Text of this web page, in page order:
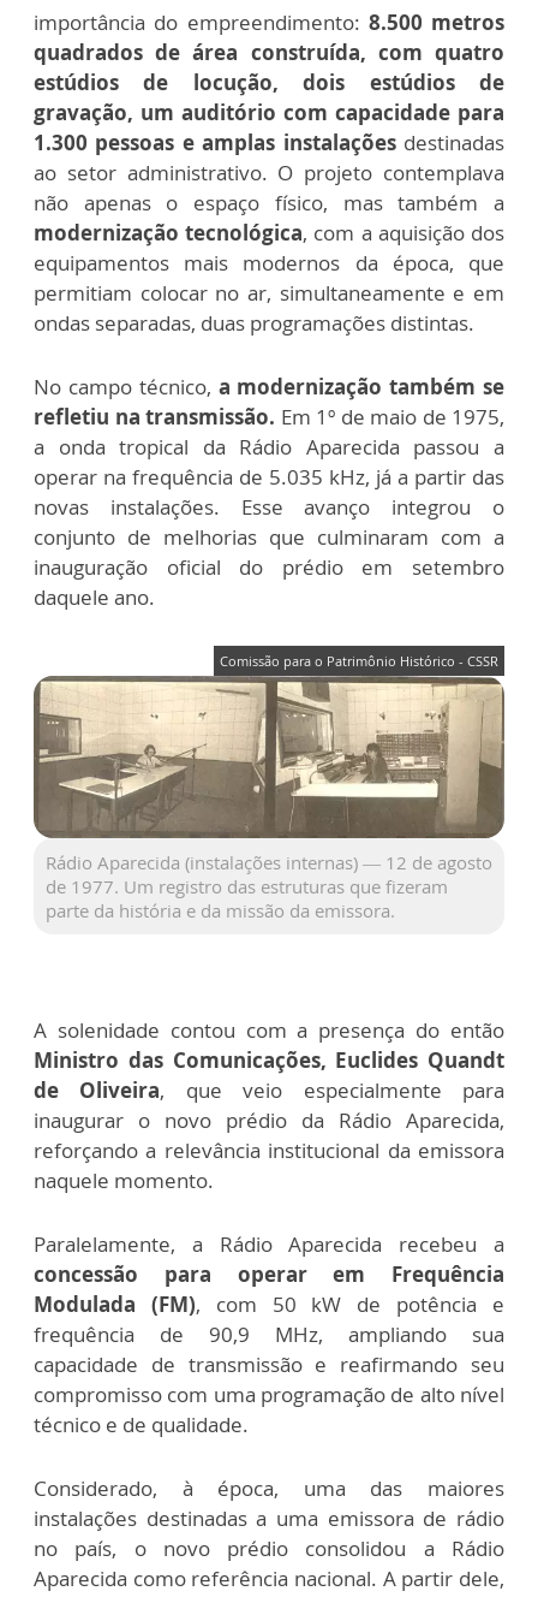
importância do empreendimento: 8.500 metros
quadrados de área construída, com quatro
estúdios de locução, dois estúdios de
gravação, um auditório com capacidade para
1.300 pessoas e amplas instalaçõesdestinadas
ao setor administrativo. O projeto contemplava
não apenas o espaço físico, mas também a
modernização tecnológica, com a aquisição dos
equipamentos mais modernos da época, que
permitiam colocar no ar, simultaneamente e em
ondas separadas, duas programações distintas.
No campo técnico, a modernização também se
refletiu na transmissão. Em 1º de maio de 1975,
a onda tropical da Rádio Aparecida passou a
operar na frequência de 5.035 kHz, já a partir das
novas instalações. Esse avanço integrou o
conjunto de melhorias que culminaram com a
inauguração oficial do prédio em setembro
daquele ano.
Comissão para o Patrimônio Histórico - CSSR
Rádio Aparecida (instalações internas) — 12 de agosto
de 1977. Um registro das estruturas que fizeram
parte da história e da missão da emissora.
A solenidade contou com a presença do então
Ministro das Comunicações, Euclides Quandt
de Oliveira, que veio especialmente para
inaugurar o novo prédio da Rádio Aparecida,
reforçando a relevância institucional da emissora
naquele momento.
Paralelamente, a Rádio Aparecida recebeu a
concessão para operar em Frequência
Modulada (FM), com 50 kW de potência e
frequência de 90,9 MHz, ampliando sua
capacidade de transmissão e reafirmando seu
compromisso com uma programação de alto nível
técnico e de qualidade.
Considerado, à época, uma das maiores
instalações destinadas a uma emissora de rádio
no país, o novo prédio consolidou a Rádio
Aparecida como referência nacional. A partir dele,